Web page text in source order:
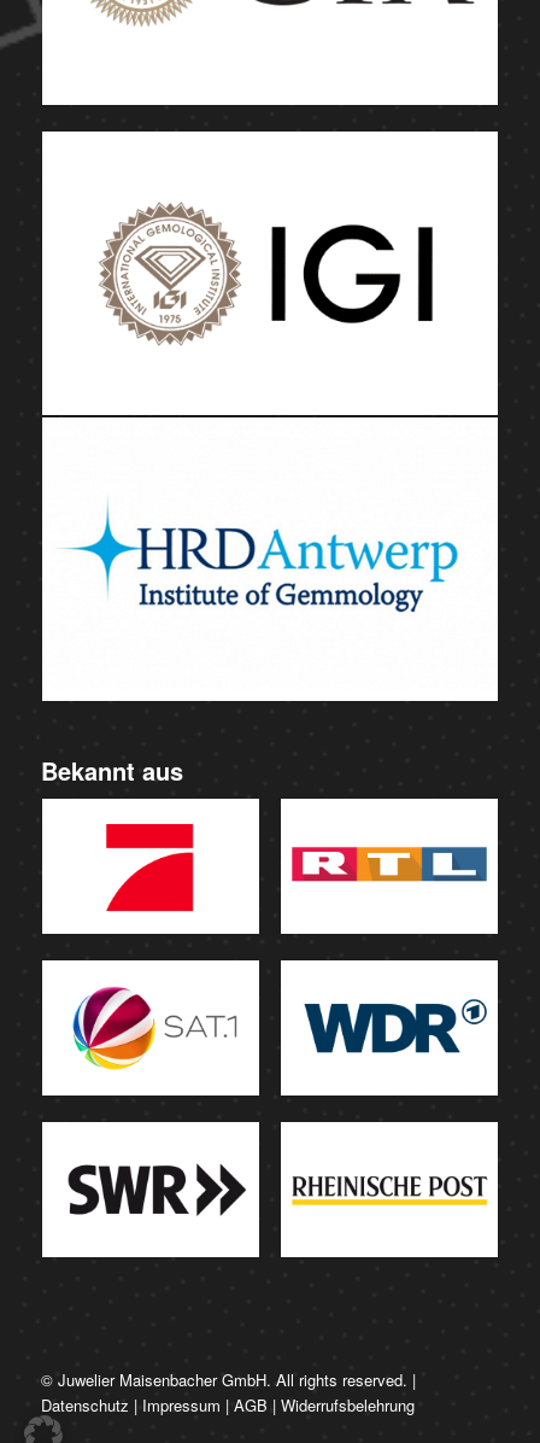
Bekannt aus
© Juwelier Maisenbacher GmbH. All rights reserved. |
Datenschutz | Impressum | AGB | Widerrufsbelehrung